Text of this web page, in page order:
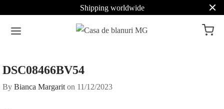
Shipping worldwide
DSC08466BV54
By Bianca Margarit on 11/12/2023